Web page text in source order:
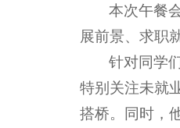
本次午餐
展前景、求职
针对同学
特别关注未就
搭桥。同时，